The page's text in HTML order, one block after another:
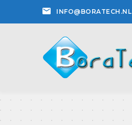
INFO@BORATECH.NL